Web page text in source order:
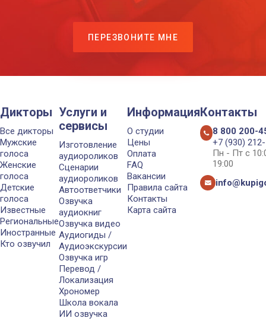
ПЕРЕЗВОНИТЕ МНЕ
Дикторы
Все дикторы
Мужские
голоса
Женские
голоса
Детские
голоса
Известные
Региональные
Иностранные
Кто озвучил
Услуги и
сервисы
Изготовление
аудиороликов
Сценарии
аудиороликов
Автоответчики
Озвучка
аудиокниг
Озвучка видео
Аудиогиды /
Аудиоэкскурсии
Озвучка игр
Перевод /
Локализация
Хрономер
Школа вокала
ИИ озвучка
Информация
О студии
Цены
Оплата
FAQ
Вакансии
Правила сайта
Контакты
Карта сайта
Контакты
8 800 200-
+7 (930)
Пн - Пт с
19:00